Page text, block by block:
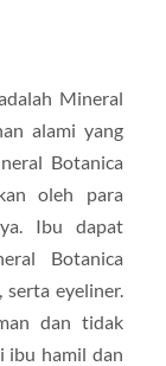
Mineral
alami yang
Botanica
oleh para
Ibu dapat
Botanica
eyeliner.
dan tidak
ibu hamil dan